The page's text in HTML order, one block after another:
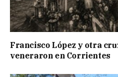
Francisco López y otra
veneraron en Corrientes